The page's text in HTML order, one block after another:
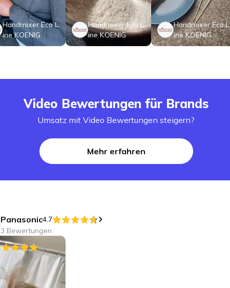
Handmixer Eco L
ine KOENIG
Handmixer Eco L
ine KOENIG
Handmixer Eco L
ine KOENIG
Video Bewertungen für Brands
Umsatz mit Video Bewertungen steigern?
Mehr erfahren
Panasonic4.7
3 Bewertungen